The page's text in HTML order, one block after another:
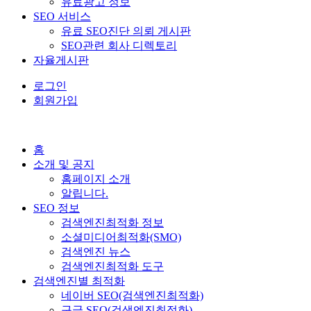
SEO 서비스
유료 SEO진단 의뢰 게시판
SEO관련 회사 디렉토리
자율게시판
로그인
회원가입
홈
소개 및 공지
홈페이지 소개
알립니다.
SEO 정보
검색엔진최적화 정보
소셜미디어최적화(SMO)
검색엔진 뉴스
검색엔진최적화 도구
검색엔진별 최적화
네이버 SEO(검색엔진최적화)